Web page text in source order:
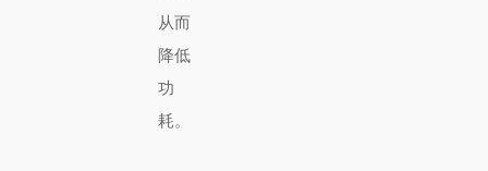
从而
降低
功
耗。